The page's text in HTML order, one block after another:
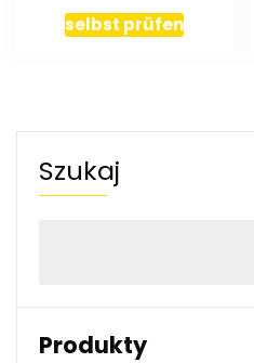
selbst prüfen
Szukaj
Produkty